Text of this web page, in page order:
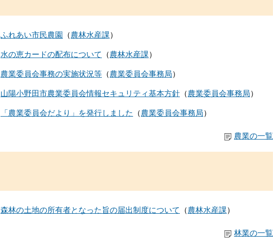
ふれあい市民農園 農林水産課
水の恵カードの配布について 農林水産課
農業委員会事務の実施状況等 農業委員会事務局
山陽小野田市農業委員会情報セキュリティ基本方針 農業委員会事務局
「農業委員会だより」を発行しました 農業委員会事務局
農業の一覧
森林の土地の所有者となった旨の届出制度について 農林水産課
林業の一覧